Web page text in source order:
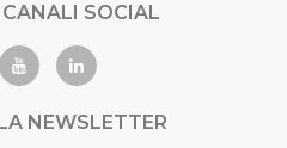
CANALI SOCIAL
NEWSLETTER